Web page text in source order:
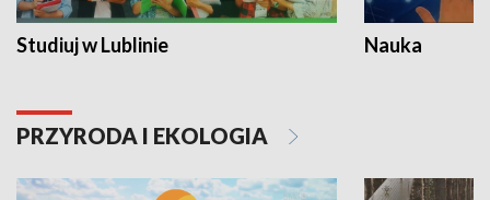
Studiuj w Lublinie Nauka
PRZYRODA I EKOLOGIA